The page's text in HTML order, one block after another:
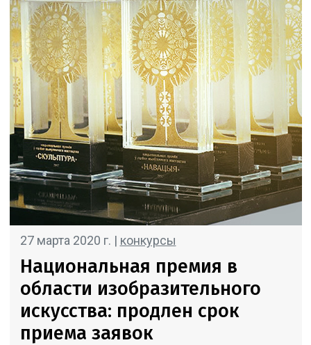
27 марта 2020 г. | конкурсы
Национальная премия в
области изобразительного
искусства: продлен срок
приема заявок